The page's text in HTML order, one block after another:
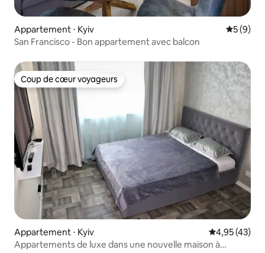
Appartement ⋅ Kyiv
5 (9)
San Francisco - Bon appartement avec balcon
Coup de cœur voyageurs
Coup de cœur voyageurs
Appartement ⋅ Kyiv Évaluation
4,95 (43)
Appartements de luxe dans une nouvelle maison à